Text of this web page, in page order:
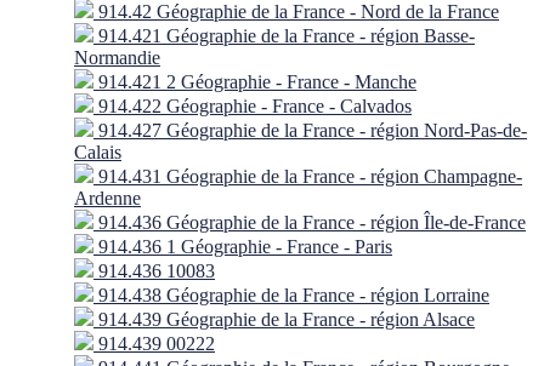
914.42 Géographie de la France - Nord de la France
914.421 Géographie de la France - région Basse-
Normandie
914.421 2 Géographie - France - Manche
914.422 Géographie - France - Calvados
914.427 Géographie de la France - région Nord-Pas-de-
Calais
914.431 Géographie de la France - région Champagne-
Ardenne
914.436 Géographie de la France - région Île-de-France
914.436 1 Géographie - France - Paris
914.436 10083
914.438 Géographie de la France - région Lorraine
914.439 Géographie de la France - région Alsace
914.439 00222